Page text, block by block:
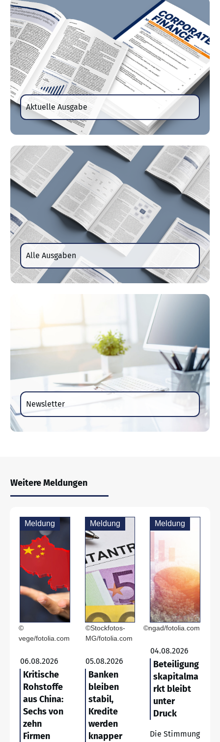
Aktuelle Ausgabe
Alle Ausgaben
Newsletter
Weitere Meldungen
Meldung
©
vege/fotolia.com
06.08.2026
Kritische
Rohstoffe
aus China:
Sechs von
zehn
Firmen
Meldung
©Stockfotos-
MG/fotolia.com
05.08.2026
Banken
bleiben
stabil,
Kredite
werden
knapper
Meldung
©ngad/fotolia.com
04.08.2026
Beteiligung
skapitalma
rkt bleibt
unter
Druck
Die Stimmung